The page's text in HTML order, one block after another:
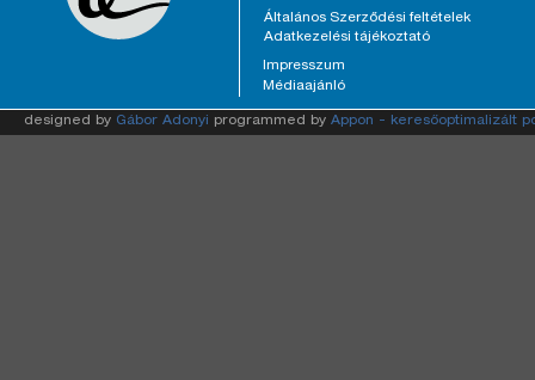
Impresszum
Médiaajánló
Általános Szerződési feltételek
Adatkezelési tájékoztató
designed by Gábor Adonyi programmed by Appon - keresőoptimalizált